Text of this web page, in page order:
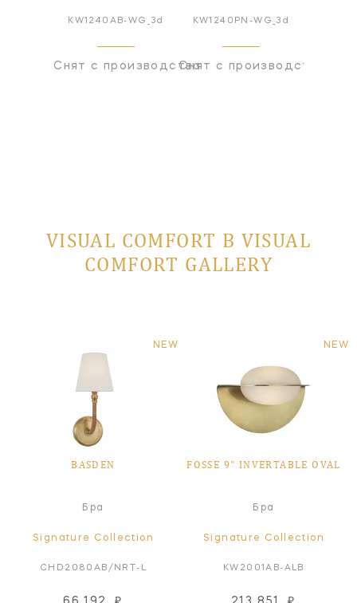
KW1240AB-WG_3d
Снят с производства
KW1240PN-WG_3d
Снят с производства
VISUAL COMFORT В VISUAL
COMFORT GALLERY
NEW
BASDEN
Бра
Signature Collection
CHD2080AB/NRT-L
NEW
FOSSE 9" INVERTABLE OVAL
Бра
Signature Collection
KW2001AB-ALB